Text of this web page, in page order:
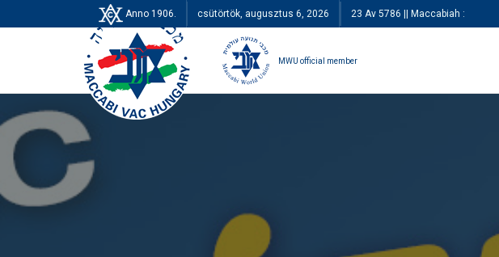
Anno 1906. csütörtök, augusztus 6, 2026 23 Av 5786 || Maccabiah :
MWU official member